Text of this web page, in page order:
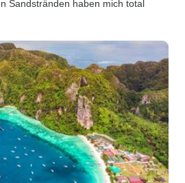
Sandstränden haben mich total